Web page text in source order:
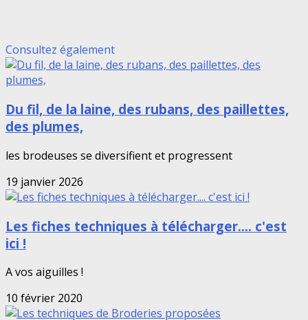
Consultez également
Du fil, de la laine, des rubans, des paillettes,
des plumes,
les brodeuses se diversifient et progressent
19 janvier 2026
Les fiches techniques à télécharger.... c'est
ici !
A vos aiguilles !
10 février 2020